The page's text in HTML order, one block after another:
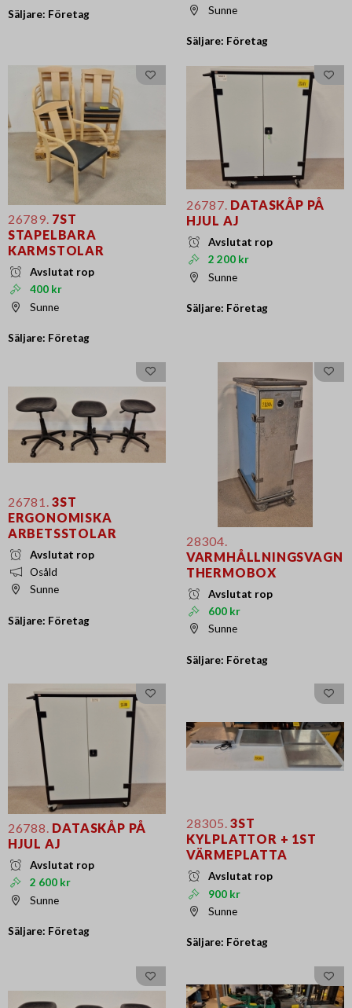
Säljare: Företag
Sunne
Säljare: Företag
26789. 7ST
STAPELBARA
KARMSTOLAR
Avslutat rop
400 kr
Sunne
Säljare: Företag
26787. DATASKÅP PÅ
HJUL AJ
Avslutat rop
2 200 kr
Sunne
Säljare: Företag
26781. 3ST
ERGONOMISKA
ARBETSSTOLAR
Avslutat rop
Osåld
Sunne
Säljare: Företag
28304.
VARMHÅLLNINGSVAGN
THERMOBOX
Avslutat rop
600 kr
Sunne
Säljare: Företag
26788. DATASKÅP PÅ
HJUL AJ
Avslutat rop
2 600 kr
Sunne
Säljare: Företag
28305. 3ST
KYLPLATTOR + 1ST
VÄRMEPLATTA
Avslutat rop
900 kr
Sunne
Säljare: Företag